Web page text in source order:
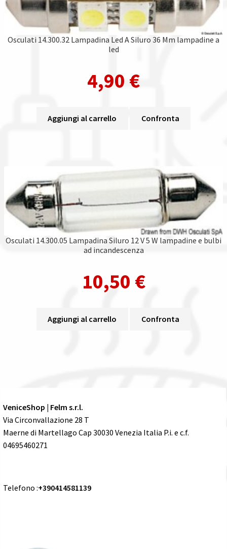
Osculati 14.300.32 Lampadina Led A Siluro 36 Mm lampadine a
led
4,90 €
Aggiungi al carrello Confronta
Osculati 14.300.05 Lampadina Siluro 12 V 5 W lampadine e bulbi
ad incandescenza
10,50 €
Aggiungi al carrello Confronta
VeniceShop | Felm s.r.l.
Via Circonvallazione 28 T
Maerne di Martellago Cap 30030 Venezia Italia P.i. e c.f.
04695460271
Telefono :+390414581139